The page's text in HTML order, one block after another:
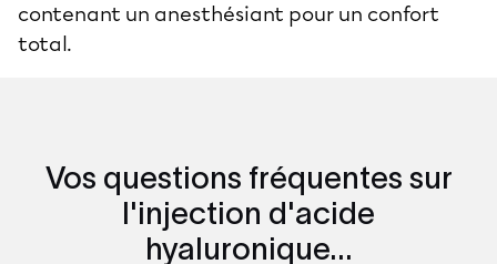
contenant un anesthésiant pour un confort
total.
Vos questions fréquentes sur
l'injection d'acide
hyaluronique...